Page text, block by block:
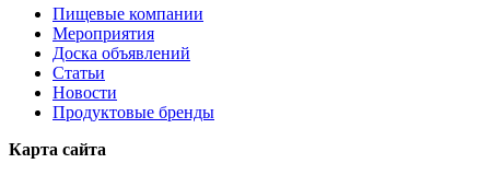
Пищевые компании
Мероприятия
Доска объявлений
Статьи
Новости
Продуктовые бренды
Карта сайта